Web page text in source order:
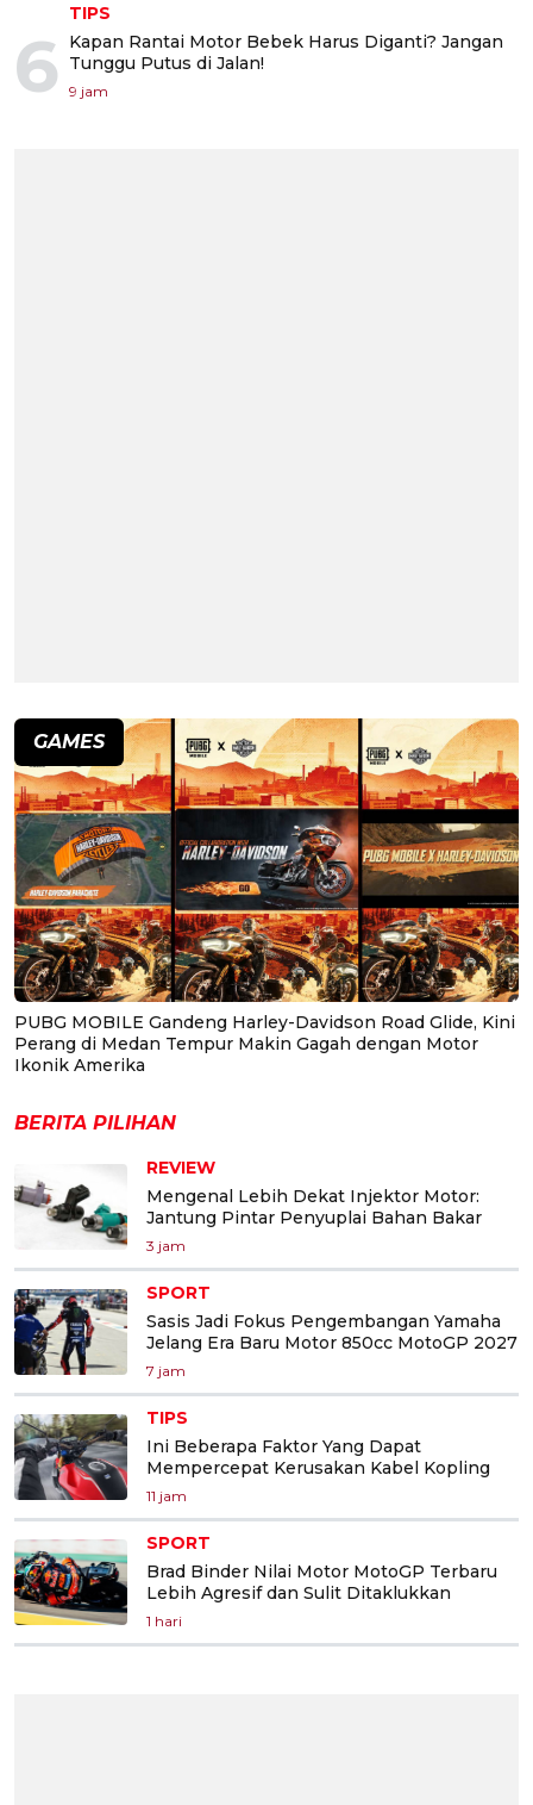
6
TIPS
Kapan Rantai Motor Bebek Harus Diganti? Jangan
Tunggu Putus di Jalan!
9 jam
GAMES
PUBG MOBILE Gandeng Harley-Davidson Road Glide, Kini
Perang di Medan Tempur Makin Gagah dengan Motor
Ikonik Amerika
BERITA PILIHAN
REVIEW
Mengenal Lebih Dekat Injektor Motor:
Jantung Pintar Penyuplai Bahan Bakar
3 jam
SPORT
Sasis Jadi Fokus Pengembangan Yamaha
Jelang Era Baru Motor 850cc MotoGP 2027
7 jam
TIPS
Ini Beberapa Faktor Yang Dapat
Mempercepat Kerusakan Kabel Kopling
11 jam
SPORT
Brad Binder Nilai Motor MotoGP Terbaru
Lebih Agresif dan Sulit Ditaklukkan
1 hari